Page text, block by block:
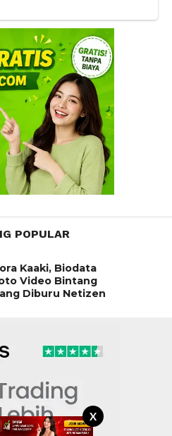
X
POPULAR
Kaaki, Biodata
Video Bintang
Diburu Netizen